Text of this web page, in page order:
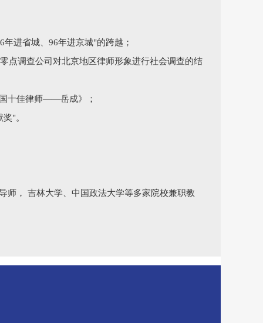
进省城、96年进京城"的跨越；
点调查公司对北京地区律师形象进行社会调查的结
十佳律师——岳成》；
"。
师， 吉林大学、中国政法大学等多家院校兼职教